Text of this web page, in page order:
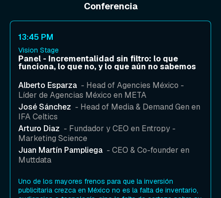
Conferencia
13:45 PM
Vision Stage
Panel - Incrementalidad sin filtro: lo que
funciona, lo que no, y lo que aún no sabemos
Alberto Esparza - Head of Agencies México -
Líder de Agencias México en META
José Sánchez - Head of Media & Demand Gen en
IFA Celtics
Arturo Diaz - Fundador y CEO en Entropy -
Marketing Science
Juan Martín Pampliega - CEO & Co-founder en
Muttdata
Uno de los mayores frenos para que la inversión
publicitaria crezca en México no es la falta de inventario,